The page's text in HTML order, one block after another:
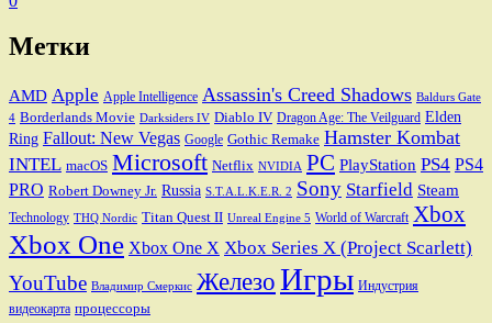
Метки
AMD Apple Apple Intelligence Assassin's Creed Shadows Baldurs Gate
4 Borderlands Movie Darksiders IV Diablo IV Dragon Age: The Veilguard Elden
Ring Fallout: New Vegas Google Gothic Remake Hamster Kombat
INTEL macOS Microsoft Netflix NVIDIA PC PlayStation PS4 PS4
PRO Robert Downey Jr. Russia S.T.A.L.K.E.R. 2 Sony Starfield Steam
Technology THQ Nordic Titan Quest II Unreal Engine 5 World of Warcraft Xbox
Xbox One Xbox One X Xbox Series X (Project Scarlett)
YouTube Владимир Смеркис ЖелезоИгры Индустрия
видеокарта процессоры